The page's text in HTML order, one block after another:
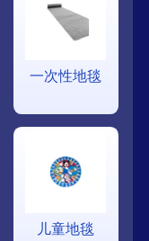
一次性地毯
儿童地毯